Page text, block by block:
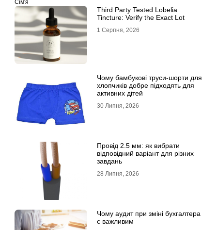
Сім'я
Third Party Tested Lobelia
Tincture: Verify the Exact Lot
1 Серпня, 2026
Чому бамбукові труси-шорти для
хлопчиків добре підходять для
активних дітей
30 Липня, 2026
Провід 2.5 мм: як вибрати
відповідний варіант для різних
завдань
28 Липня, 2026
Чому аудит при зміні бухгалтера
є важливим